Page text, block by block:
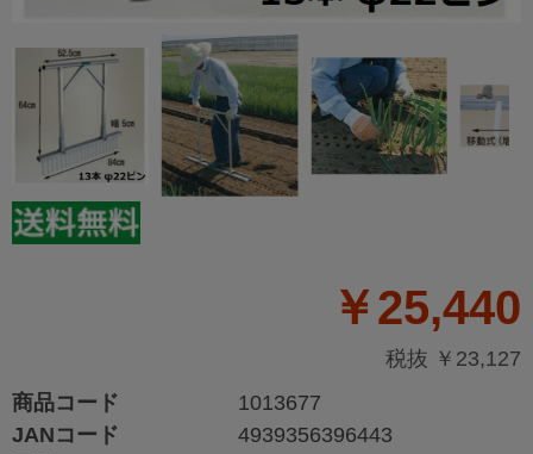
￥25,440
税抜 ￥23,127
商品コード
1013677
JANコード
4939356396443